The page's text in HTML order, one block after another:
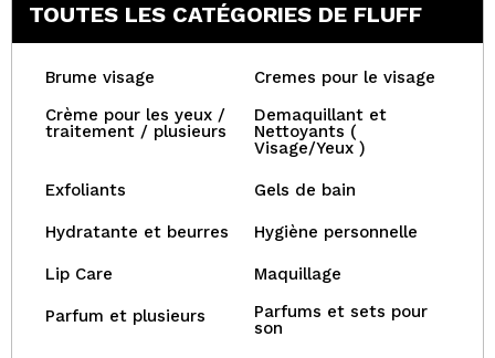
TOUTES LES CATÉGORIES DE FLUFF
Brume visage
Cremes pour le visage
Crème pour les yeux /
traitement / plusieurs
Demaquillant et
Nettoyants (
Visage/Yeux )
Exfoliants Gels de bain
Hydratante et beurres Hygiène personnelle
Lip Care Maquillage
Parfum et plusieurs
Parfums et sets pour
son